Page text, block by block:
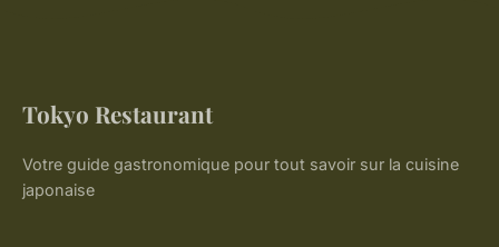
Tokyo Restaurant
Votre guide gastronomique pour tout savoir sur la cuisine
japonaise